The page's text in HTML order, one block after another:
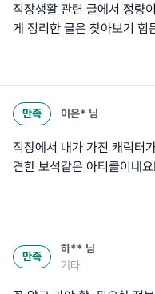
직장생활 관련 글에서 정량
게 정리한 글은 찾아보기 힘
만족 이은* 님
직장에서 내가 가진 캐릭터
견한 보석같은 아티클이네요!
만족
하** 님
기타